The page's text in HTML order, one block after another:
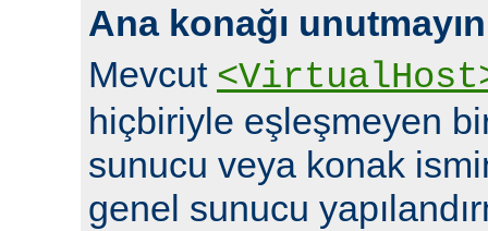
Ana konağı unutmayın
Mevcut
hiçbiriyle eşleşmeyen
sunucu veya konak
genel sunucu